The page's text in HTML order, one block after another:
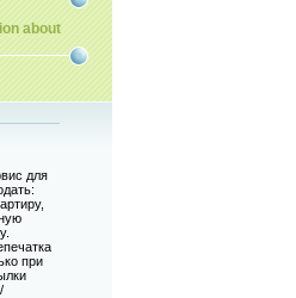
about
для
при